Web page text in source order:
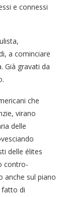
e connessi
a cominciare
Già gravati da
che
virano
delle
delle élites
contro-
anche sul piano
fatto di